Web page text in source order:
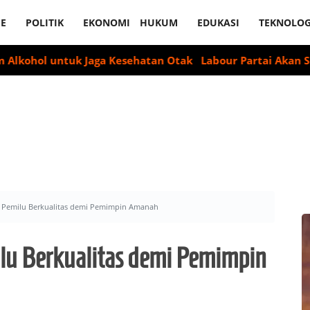
POLITIK EKONOMI HUKUM EDUKASI
Jaga Kesehatan Otak Labour Partai Akan Suarakan
Berkualitas demi Pemimpin Amanah
Berkualitas demi Pemimpin